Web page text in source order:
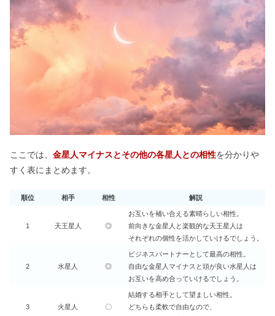
ここでは、 金星人マイナスとその他の各星人との相性を分かりや
すく表にまとめます。
順位 相手 相性 解説
1 天王星人 ◎
お互いを補い合える素晴らしい相性。
前向きな金星人と楽観的な天王星人は
それぞれの個性を活かしていけるでしょう。
2 水星人 ◎
ビジネスパートナーとして最高の相性。
自由な金星人マイナスと頭が良い水星人は
お互いを高め合っていけるでしょう。
3 火星人 〇
結婚する相手として望ましい相性。
どちらも柔軟で自由なので、